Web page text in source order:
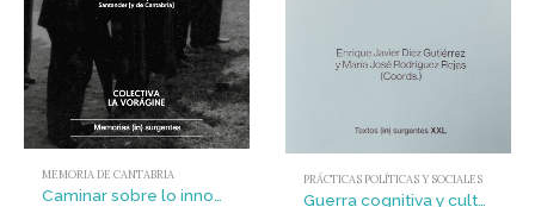
MEMORIA DE CANTABRIA
Caminar sobre lo innombrable : Quién es quién en el callejero romántico franquista de Santander (y de Cantabria)
PRÁCTICAS POLÍTICAS Y SOCIALES